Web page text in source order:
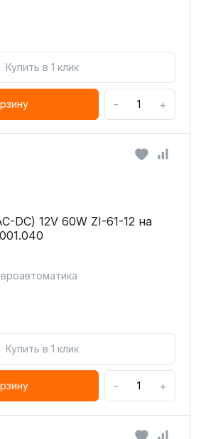
Купить в 1 клик
- +
DC) 12V 60W ZI-61-12 на
Купить в 1 клик
- +